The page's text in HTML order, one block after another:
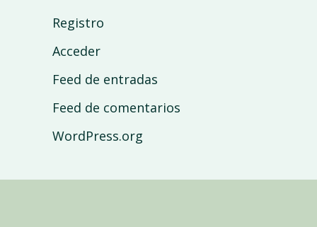
Registro
Acceder
Feed de entradas
Feed de comentarios
WordPress.org